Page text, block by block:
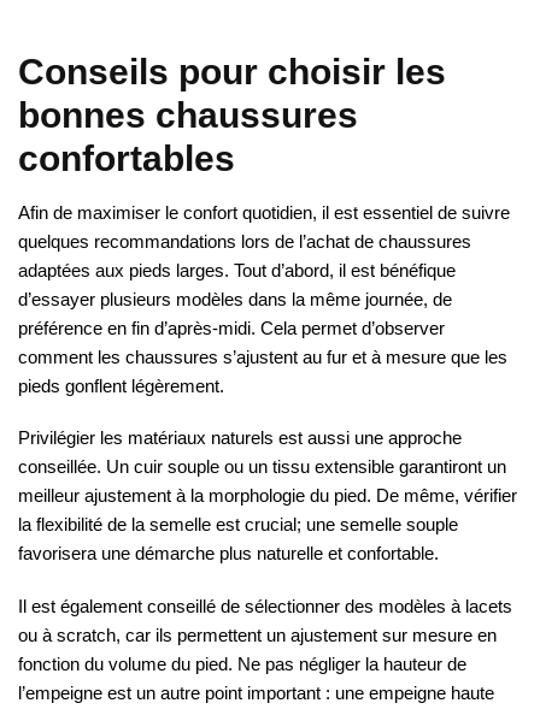
Conseils pour choisir les
bonnes chaussures
confortables
Afin de maximiser le confort quotidien, il est essentiel de suivre
quelques recommandations lors de l’achat de chaussures
adaptées aux pieds larges. Tout d’abord, il est bénéfique
d’essayer plusieurs modèles dans la même journée, de
préférence en fin d’après-midi. Cela permet d’observer
comment les chaussures s’ajustent au fur et à mesure que les
pieds gonflent légèrement.
Privilégier les matériaux naturels est aussi une approche
conseillée. Un cuir souple ou un tissu extensible garantiront un
meilleur ajustement à la morphologie du pied. De même, vérifier
la flexibilité de la semelle est crucial; une semelle souple
favorisera une démarche plus naturelle et confortable.
Il est également conseillé de sélectionner des modèles à lacets
ou à scratch, car ils permettent un ajustement sur mesure en
fonction du volume du pied. Ne pas négliger la hauteur de
l’empeigne est un autre point important : une empeigne haute